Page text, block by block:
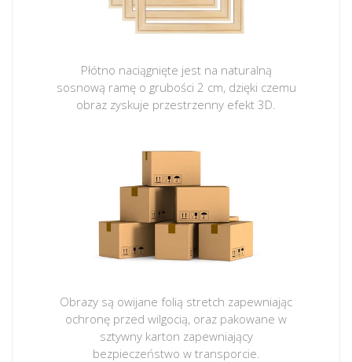
Płótno naciągnięte jest na naturalną
sosnową ramę o grubości 2 cm, dzięki czemu
obraz zyskuje przestrzenny efekt 3D.
Obrazy są owijane folią stretch zapewniając
ochronę przed wilgocią, oraz pakowane w
sztywny karton zapewniający
bezpieczeństwo w transporcie.